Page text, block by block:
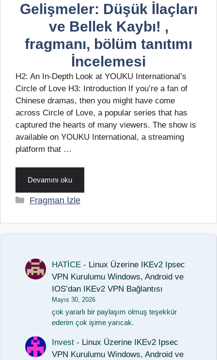
Gelişmeler: Düşük İlaçları
ve Bellek Kaybı! ,
fragmanı, bölüm tanıtımı
İncelemesi
H2: An In-Depth Look at YOUKU International’s
Circle of Love H3: Introduction If you’re a fan of
Chinese dramas, then you might have come
across Circle of Love, a popular series that has
captured the hearts of many viewers. The show is
available on YOUKU International, a streaming
platform that …
Devamını oku
Kategoriler
Fragman İzle
HATİCE - Linux Üzerine IKEv2 Ipsec
VPN Kurulumu Windows, Android ve
IOS’dan IKEv2 VPN Bağlantısı
Mayıs 30, 2026
çok yararlı bir paylaşım olmuş teşekkür
ederim çok işime yarıcak.
Invest - Linux Üzerine IKEv2 Ipsec
VPN Kurulumu Windows, Android ve